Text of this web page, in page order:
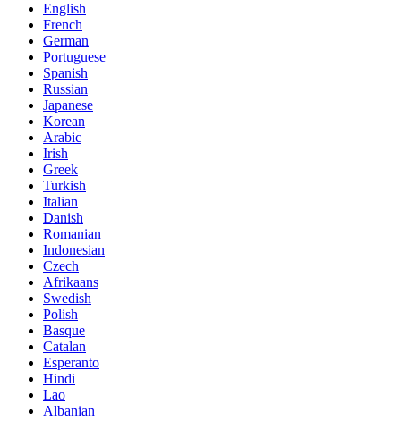
English
French
German
Portuguese
Spanish
Russian
Japanese
Korean
Arabic
Irish
Greek
Turkish
Italian
Danish
Romanian
Indonesian
Czech
Afrikaans
Swedish
Polish
Basque
Catalan
Esperanto
Hindi
Lao
Albanian